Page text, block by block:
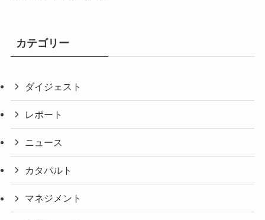
カテゴリー
ダイジェスト
レポート
ニュース
カタパルト
マネジメント